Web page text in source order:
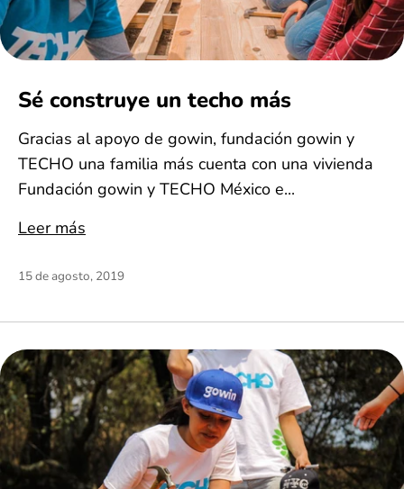
Sé construye un techo más
Gracias al apoyo de gowin, fundación gowin y
TECHO una familia más cuenta con una vivienda
Fundación gowin y TECHO México e...
Leer más
15 de agosto, 2019